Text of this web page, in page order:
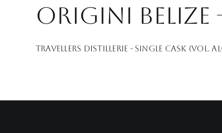
Origini Belize
Travellers Distillerie - Single cask (Vol.